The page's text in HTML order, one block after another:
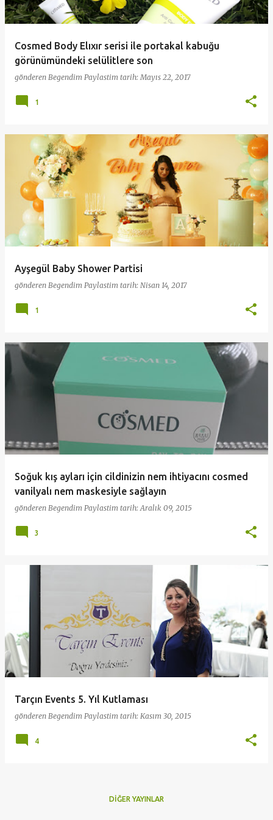
Cosmed Body Elıxır serisi ile portakal kabuğu
görünümündeki selülitlere son
gönderen Begendim Paylastim tarih:Mayıs 22, 2017
1
Ayşegül Baby Shower Partisi
gönderen Begendim Paylastim tarih: Nisan 14, 2017
1
Soğuk kış ayları için cildinizin nem ihtiyacını cosmed
vanilyalı nem maskesiyle sağlayın
gönderen Begendim Paylastim tarih:Aralık 09, 2015
3
Tarçın Events 5. Yıl Kutlaması
gönderen Begendim Paylastim tarih: Kasım 30, 2015
4
DIĞER YAYINLAR